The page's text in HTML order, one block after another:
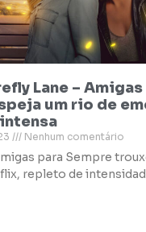
Lane – Amigas
um rio de
Nenhum comentário
para Sempre
repleto de